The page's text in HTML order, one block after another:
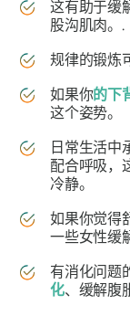
这有助于缓
股沟肌肉。.
规律的锻炼
如果你的下
这个姿势。
日常生活中
配合呼吸，
冷静。
如果你觉得
一些女性缓
有消化问题
化、缓解腹